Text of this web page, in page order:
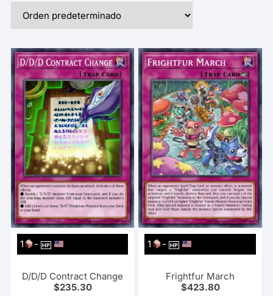
1 -HP
D/D/D Contract Change
$235.30
1 - HP
Frightfur March
$423.80